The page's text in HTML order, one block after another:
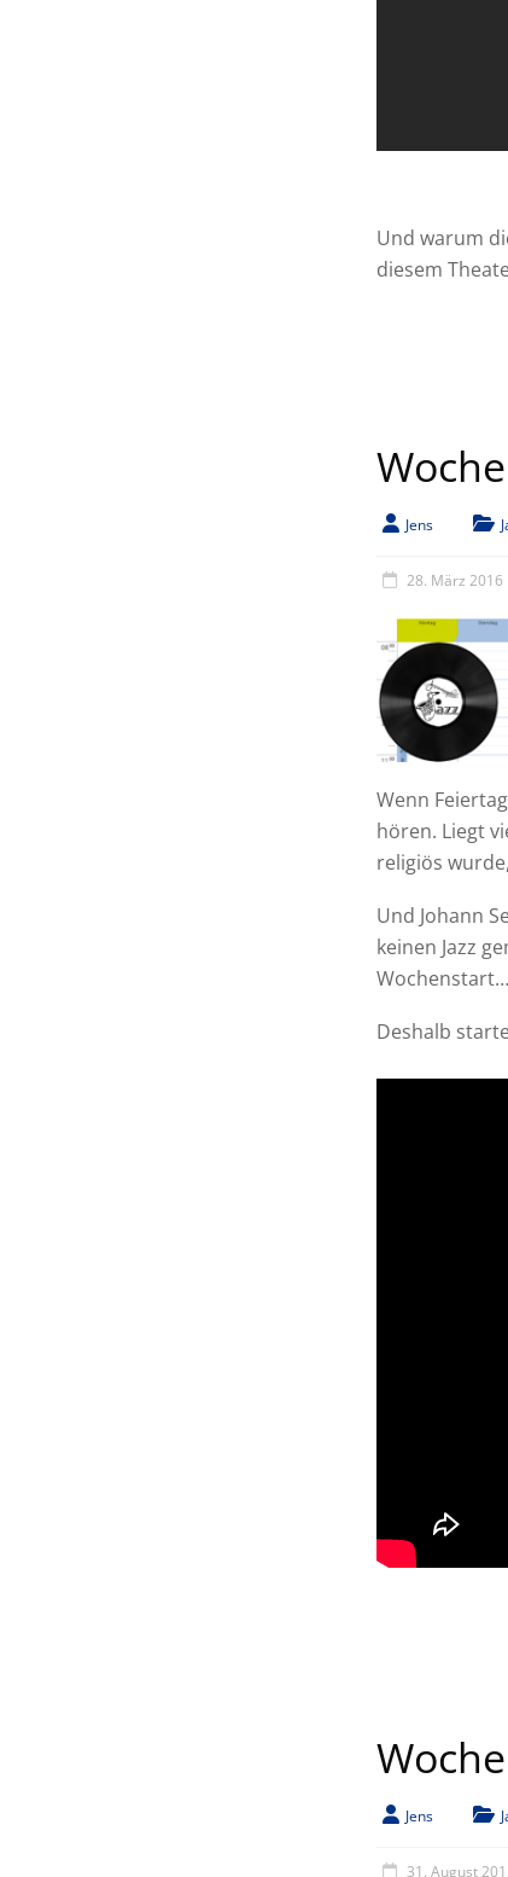
Und warum
diesem
Jens
28. März 2016
Wenn
hören. Liegt
religiös
Und Johann
keinen Jazz
Deshalb
Jens
31. August